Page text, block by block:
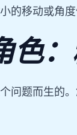
的移动或角
色
问题而生的